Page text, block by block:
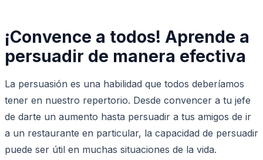
¡Convence a todos! Aprende a
persuadir de manera efectiva
La persuasión es una habilidad que todos deberíamos
tener en nuestro repertorio. Desde convencer a tu jefe
de darte un aumento hasta persuadir a tus amigos de ir
a un restaurante en particular, la capacidad de persuadir
puede ser útil en muchas situaciones de la vida.